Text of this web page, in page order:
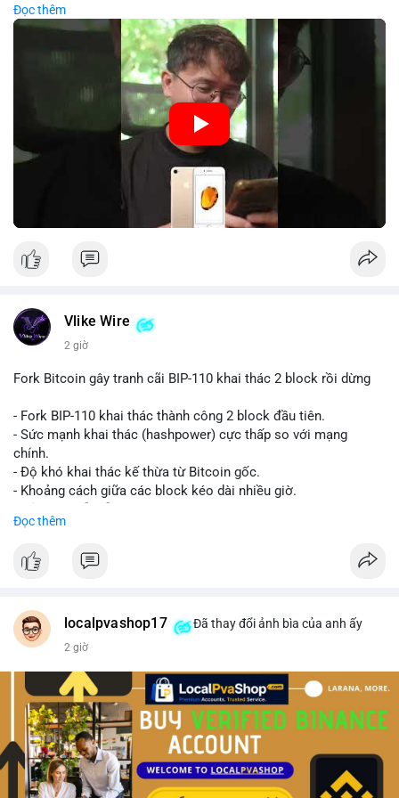
#89btc #mempoolbitcoin #dongtiencavoi
#aplucban
#phantichonchain
nên kết hợp với biện pháp dự phòng như sao lưu khóa và chọn
nhà sản xuất uy tín.
🎥 Xem video trực tiếp tại:
Nguồn: 5 Phút Crypto
Đọc thêm
Vlike Wire
2 giờ
Fork Bitcoin gây tranh cãi BIP-110 khai thác 2 block rồi dừng
- Fork BIP-110 khai thác thành công 2 block đầu tiên.
- Sức mạnh khai thác (hashpower) cực thấp so với mạng
chính.
- Độ khó khai thác kế thừa từ Bitcoin gốc.
- Khoảng cách giữa các block kéo dài nhiều giờ.
#vlikevn #titanbot
Đọc thêm
localpvashop17 Đã thay đổi ảnh bìa của anh ấy
2 giờ